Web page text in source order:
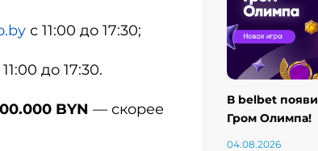
с 11:00 до 17:30;
11:00 до 17:30.
BYN — скорее
В belbet
Гром Олимпа!
04.08.2026